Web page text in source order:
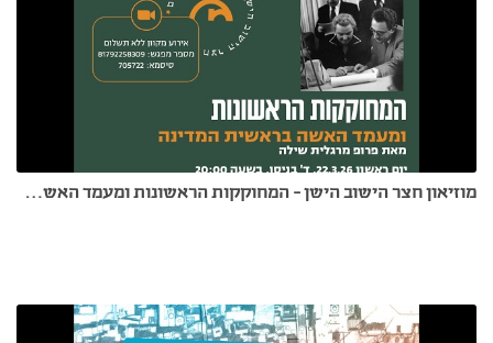
מוזיאון חצר הישוב הישן - המחוקקות הראשונות ומעמד האשה בראשית המדינה 22.3.26